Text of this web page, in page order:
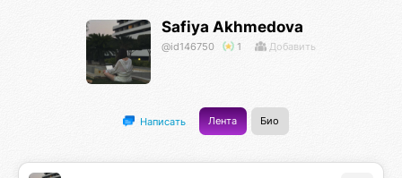
Safiya Akhmedova
@id146750 1 Добавить
Написать Лента Био